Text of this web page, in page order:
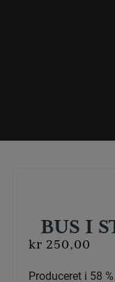
BUS I
kr 250,00
Produceret i 58